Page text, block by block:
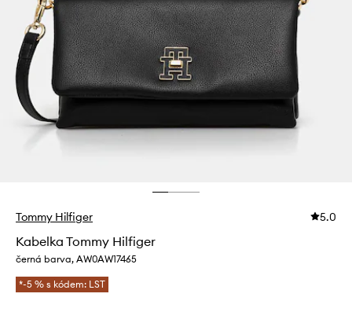
Tommy Hilfiger 5.0
Kabelka Tommy Hilfiger
černá barva, AW0AW17465
*-5 % s kódem: LST